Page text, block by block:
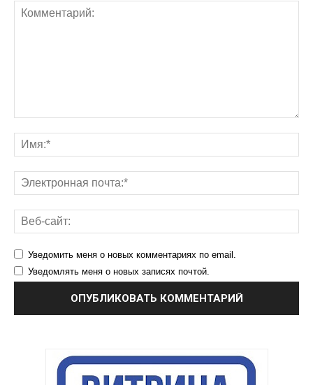
Уведомить меня о новых комментариях по email.
Уведомлять меня о новых записях почтой.